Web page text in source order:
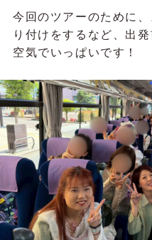
今回のツアーのために
り付けをするなど、出
空気でいっぱいです！